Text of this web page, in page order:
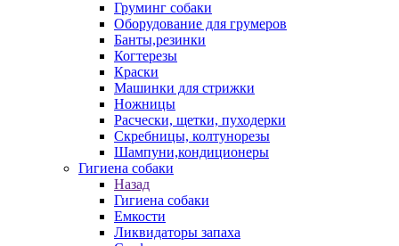
Груминг собаки
Оборудование для грумеров
Банты,резинки
Когтерезы
Краски
Машинки для стрижки
Ножницы
Расчески, щетки, пуходерки
Скребницы, колтунорезы
Шампуни,кондиционеры
Гигиена собаки
Назад
Гигиена собаки
Емкости
Ликвидаторы запаха